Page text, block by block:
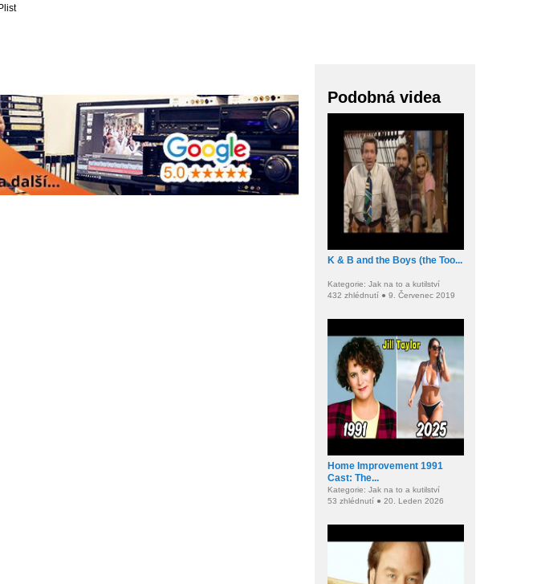
Podobná videa
K & B and the Boys (the Too...
Kategorie: Jak na to a kutilství
432 zhlédnutí ● 9. Červenec 2019
Home Improvement 1991
Cast: The...
Kategorie: Jak na to a kutilství
53 zhlédnutí ● 20. Leden 2026